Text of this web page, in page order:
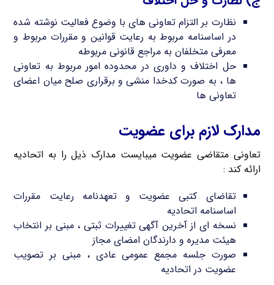
نظارت بر التزام تعاونی های با وضوع فعالیت نوشته شده
در اساسنامه مربوط به رعایت قوانین و مقررات مربوط و
معرفی متخلفان به مراجع قانونی مربوطه
حل اختلاف و داوری در محدوده امور مربوط به تعاونی
ها ، به صورت کدخدا منشی و برقراری صلح میان اعضای
تعاونی ها
مدارک لازم برای عضویت
تعاونی متقاضی عضویت میبایست مدارک ذیل را به اتحادیه
ارائه کند :
تقاضای کتبی عضویت و تعهدنامه رعایت مقررات
اساسنامه اتحادیه
نسخه ای از آخرین آگهی تغییرات ثبتی ، مبنی بر انتخاب
هیئت مدیره و دارندگان امضای مجاز
صورت جلسه مجمع عمومی عادی ، مبنی بر تصویب
عضویت در اتحادیه